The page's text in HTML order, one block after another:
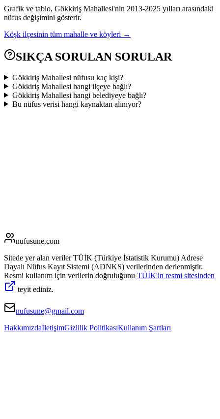
Grafik ve tablo, Gökkiriş Mahallesi'nin 2013-2025 yılları arasındaki
nüfus değişimini gösterir.
Köşk ilçesinin tüm mahalle ve köyleri →
SIKÇA SORULAN SORULAR
Gökkiriş Mahallesi nüfusu kaç kişi?
Gökkiriş Mahallesi hangi ilçeye bağlı?
Gökkiriş Mahallesi hangi belediyeye bağlı?
Bu nüfus verisi hangi kaynaktan alınıyor?
nufusune.com
Sitede yer alan veriler TÜİK (Türkiye İstatistik Kurumu) Adrese
Dayalı Nüfus Kayıt Sistemi (ADNKS) verilerinden derlenmiştir.
Resmi kullanım için verilerin doğruluğunu TÜİK'in resmi sitesinden
teyit ediniz.
nufusune@gmail.com
HakkımızdaİletişimGizlilik PolitikasıKullanım Şartları